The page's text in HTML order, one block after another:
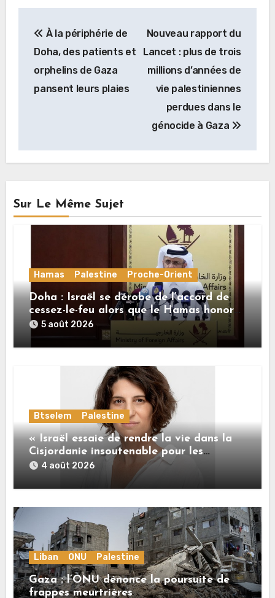
de
l’article
À la périphérie de
Doha, des patients et
orphelins de Gaza
pansent leurs plaies
Nouveau rapport du
Lancet : plus de trois
millions d’années de
vie palestiniennes
perdues dans le
génocide à Gaza
Sur Le Même Sujet
Hamas Palestine Proche-Orient
Doha : Israël se dérobe de l’accord de
cessez-le-feu alors que le Hamas honore
ses engagements
5 août 2026
Btselem Palestine
« Israël essaie de rendre la vie dans la
Cisjordanie insoutenable pour les
Palestiniens. »
4 août 2026
Liban ONU Palestine
Gaza : l’ONU dénonce la poursuite de
frappes meurtrières